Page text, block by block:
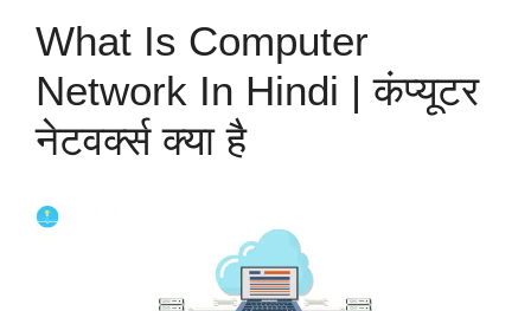
What Is Computer
Network In Hindi | कंप्यूटर
नेटवर्क्स क्या है